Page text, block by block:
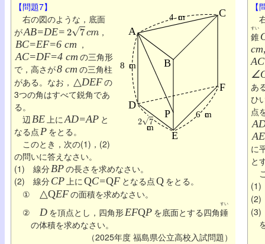
7
【問題7】
右の図のような，底面
がAB=DE= 27cm
，
BC=EF=6 cm ，
AC=DF=4 cm の三角形
で，高さが8 cm の三角柱
がある。なお， △DEFの
3つの角はすべて鋭角であ
る。
辺BE上にAD=AP と
なる点P をとる。
このとき，次の(1)，(2)
の問いに答えなさい。
(1) 線分BPの長さを求めなさい。
(2) 線分CP上にQC=QF となる点Q をとる。
①
△QEFの面積を求めなさい。
② D を頂点とし，四角形EFQP を底面とする四角錘
すい
の体積を求めなさい。
（2025年度 福島県公立高校入試問題）
【
錐
すい
あ
ひ
点
に
と